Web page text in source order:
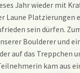
Jahr wieder mit
Laune Platzierungen
sein dürfen.
Boulderer und
auf das Treppchen
kam aus